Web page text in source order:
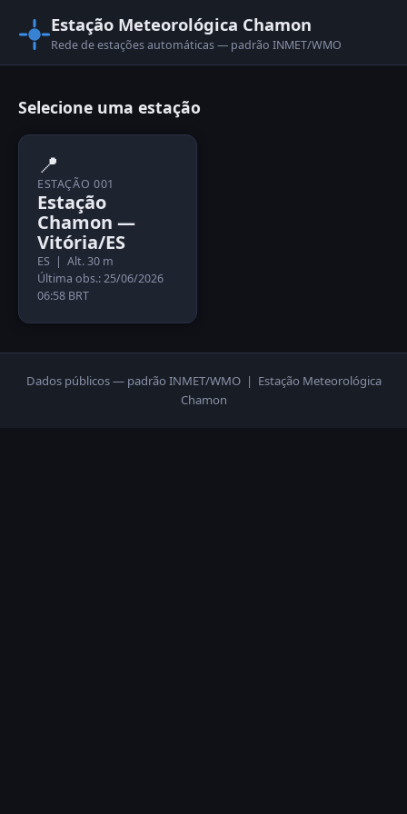
Estação Meteorológica Chamon
Rede de estações automáticas — padrão INMET/WMO
Selecione uma estação
📍
ESTAÇÃO 001
Estação
Chamon —
Vitória/ES
ES | Alt. 30 m
Última obs.: 25/06/2026
06:58 BRT
Dados públicos — padrão INMET/WMO | Estação Meteorológica
Chamon